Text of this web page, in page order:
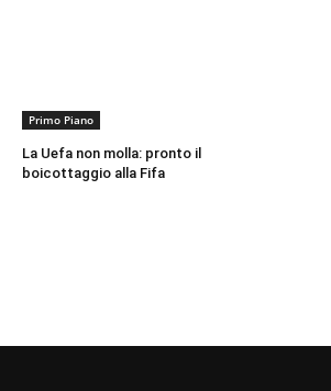
Primo Piano
La Uefa non molla: pronto il
boicottaggio alla Fifa